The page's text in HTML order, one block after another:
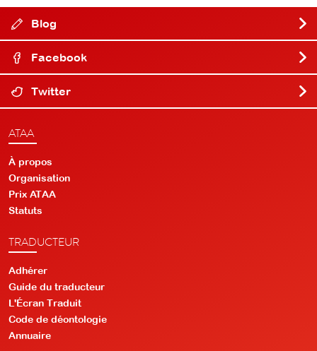
Blog
Facebook
Twitter
ATAA
À propos
Organisation
Prix ATAA
Statuts
TRADUCTEUR
Adhérer
Guide du traducteur
L'Écran Traduit
Code de déontologie
Annuaire